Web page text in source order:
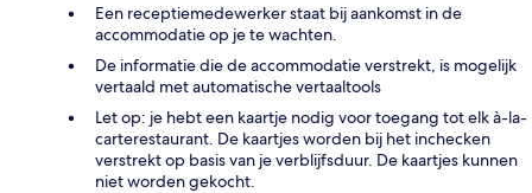
Een receptiemedewerker staat bij aankomst in de
accommodatie op je te wachten.
De informatie die de accommodatie verstrekt, is mogelijk
vertaald met automatische vertaaltools
Let op: je hebt een kaartje nodig voor toegang tot elk à-la-
carterestaurant. De kaartjes worden bij het inchecken
verstrekt op basis van je verblijfsduur. De kaartjes kunnen
niet worden gekocht.